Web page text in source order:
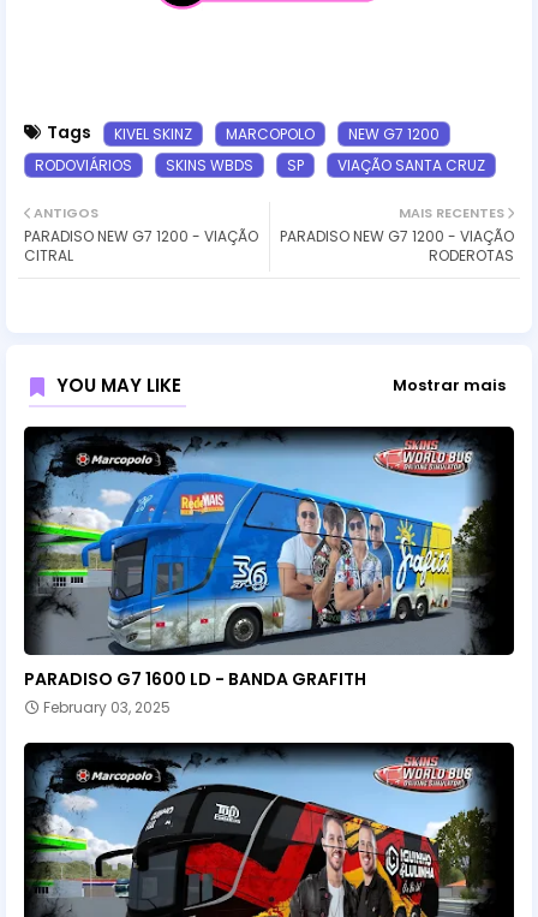
Tags KIVEL SKINZ MARCOPOLO
NEW G7 1200
RODOVIÁRIOS
SKINS WBDS SP VIAÇÃO SANTA CRUZ
MAIS RECENTES
PARADISO NEW G7 1200 - VIAÇÃO
RODEROTAS
ANTIGOS
PARADISO NEW G7 1200 - VIAÇÃO
CITRAL
YOU MAY LIKE Mostrar mais
PARADISO G7 1600 LD - BANDA GRAFITH
February 03, 2025